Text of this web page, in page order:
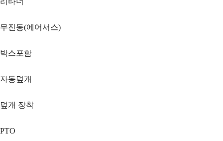
무진동(에어서스)
박스포함
자동덮개
덮개 장착
PTO